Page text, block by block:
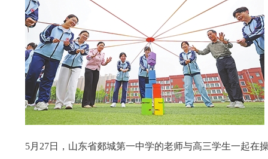
5月27日，山东省郯城第一中学的老师与高三学生一起在